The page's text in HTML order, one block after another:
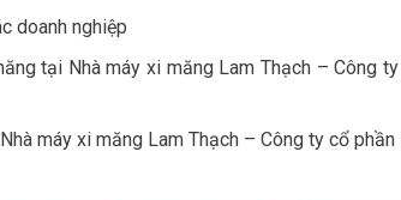
doanh nghiệp
tại Nhà máy xi măng Lam Thạch – Công
máy xi măng Lam Thạch – Công ty cổ